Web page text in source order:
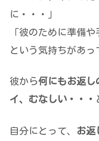
に・・・」
「彼のために準備
という気持ちがあっ
彼から何にもお返し
イ、むなしい・・・
自分にとって、
お返